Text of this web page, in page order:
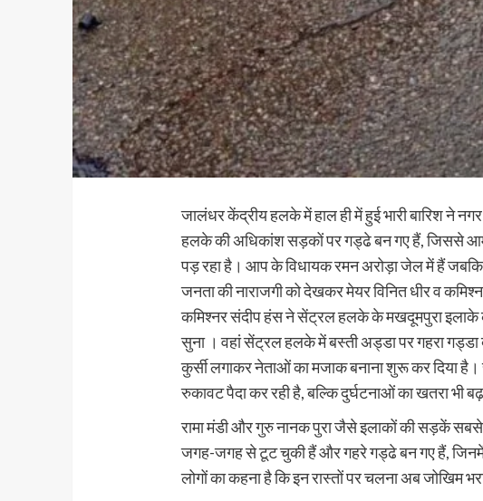
जालंधर केंद्रीय हलके में हाल ही में हुई भारी बारिश ने
हलके की अधिकांश सड़कों पर गड्ढे बन गए हैं, जिससे आम
पड़ रहा है। आप के विधायक रमन अरोड़ा जेल में हैं जबकि
जनता की नाराजगी को देखकर मेयर विनित धीर व
कमिश्नर संदीप हंस ने सेंट्रल हलके के मखदूमपुरा इलाके
सुना । वहां सेंट्रल हलके में बस्ती अड्डा पर गहरा गड्डा
कुर्सी लगाकर नेताओं का मजाक बनाना शुरू कर दिया
रुकावट पैदा कर रही है, बल्कि दुर्घटनाओं का खतरा भी
रामा मंडी और गुरु नानक पुरा जैसे इलाकों की सड़कें सबसे
जगह-जगह से टूट चुकी हैं और गहरे गड्ढे बन गए हैं, जिनमें
लोगों का कहना है कि इन रास्तों पर चलना अब जोखिम